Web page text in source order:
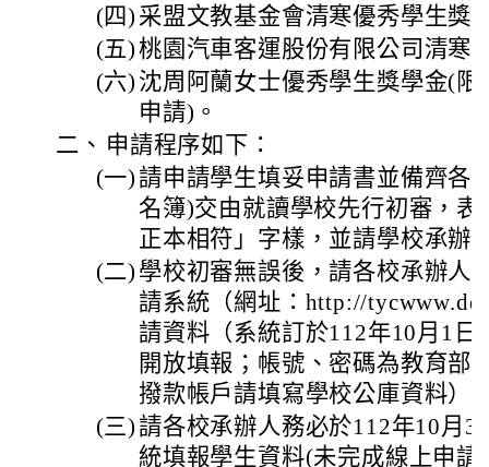
(四) 采盟文教基金會清寒優秀學生獎
(五)桃園汽車客運股份有限公司清寒
(六) 沈周阿蘭女士優秀學生獎學金(
申請)。
二、 申請程序如下：
(一) 請申請學生填妥申請書並備齊各
名簿)交由就讀學校先行初審，
正本相符」字樣，並請學校承辦
(二) 學校初審無誤後，請各校承辦人
請系統（網址：http://
請資料（系統訂於112年10月1日
開放填報；帳號、密碼為教育部
撥款帳戶請填寫學校公庫資料）
(三) 請各校承辦人務必於112年10月
統填報學生資料(未完成線上申